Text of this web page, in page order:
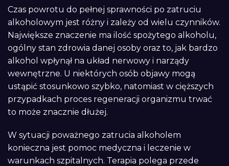
Czas powrotu do pełnej sprawności po zatruciu
alkoholowym jest różny i zależy od wielu czynników.
Największe znaczenie ma ilość spożytego alkoholu,
ogólny stan zdrowia danej osoby oraz to, jak bardzo
alkohol wpłynął na układ nerwowy i narządy
wewnętrzne. U niektórych osób objawy mogą
ustąpić stosunkowo szybko, natomiast w cięższych
przypadkach proces regeneracji organizmu trwać
to może znacznie dłużej.
W sytuacji poważnego zatrucia alkoholem
konieczna jest pomoc medyczna i leczenie w
warunkach szpitalnych. Terapia polega przede